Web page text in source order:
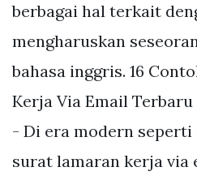
berbagai hal terkait
mengharuskan
bahasa inggris. 16
Kerja Via Email
- Di era modern
surat lamaran kerja via